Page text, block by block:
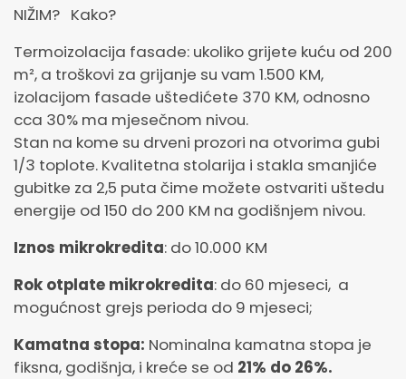
NIŽIM? Kako?
Termoizolacija fasade: ukoliko grijete kuću od 200
m², a troškovi za grijanje su vam 1.500 KM,
izolacijom fasade uštedićete 370 KM, odnosno
cca 30% ma mjesečnom nivou.
Stan na kome su drveni prozori na otvorima gubi
1/3 toplote. Kvalitetna stolarija i stakla smanjiće
gubitke za 2,5 puta čime možete ostvariti uštedu
energije od 150 do 200 KM na godišnjem nivou.
Iznos mikrokredita: do 10.000 KM
Rok otplate mikrokredita: do 60 mjeseci, a
mogućnost grejs perioda do 9 mjeseci;
Kamatna stopa: Nominalna kamatna stopa je
fiksna, godišnja, i kreće se od 21% do 26%.